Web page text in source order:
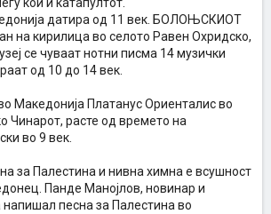
датира од 11 век. БОЛОЊСКИОТ
на кирилица во селото Равен Охридско,
се чуваат нотни писма 14 музички
од 10 до 14 век.
Македонија Платанус Ориенталис во
Чинарот, расте од времето на
во 9 век.
за Палестина и нивна химна е всушност
Панде Манојлов, новинар и
песна за Палестина во